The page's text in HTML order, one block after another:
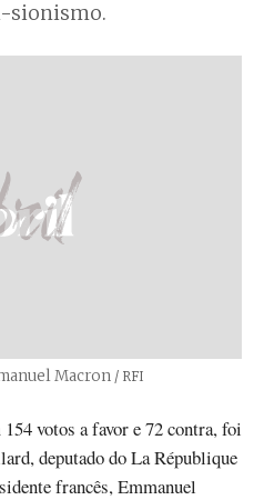
sionismo.
Macron Créditos
/ RFI
votos a favor e 72 contra, foi
deputado do La République
francês, Emmanuel